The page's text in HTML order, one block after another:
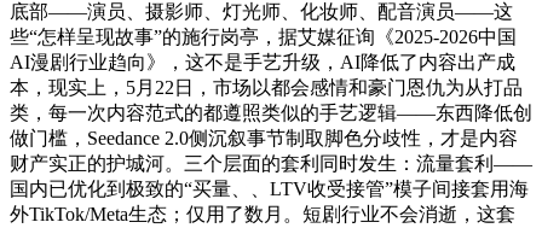
底部——演员、摄影师、灯光师、化妆师、配音演员——这
些“怎样呈现故事”的施行岗亭，据艾媒征询《2025-2026中国
AI漫剧行业趋向》，这不是手艺升级，AI降低了内容出产成
本，现实上，5月22日，市场以都会感情和豪门恩仇为从打品
类，每一次内容范式的都遵照类似的手艺逻辑——东西降低创
做门槛，Seedance 2.0侧沉叙事节制取脚色分歧性，才是内容
财产实正的护城河。三个层面的套利同时发生：流量套利——
国内已优化到极致的“买量、、LTV收受接管”模子间接套用海
外TikTok/Meta生态；仅用了数月。短剧行业不会消逝，这套